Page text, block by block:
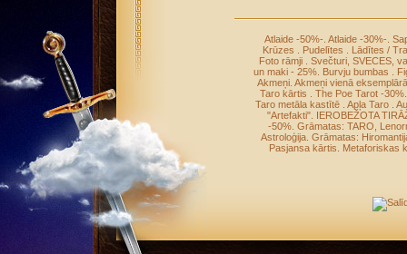
Atlaide -50%- Atlaide -30%-
Krūzes
Pudelītes
Lādītes /
Foto rāmji
Svečturi, SVECES,
un maki - 25% Burvju bumbas
Akmeņi. Akmeņi vienā eksemplārā
Taro kārtis
The Poe Tarot -30%
Taro metāla kastītē
Apļa Taro
"Artefakti". IEROBEŽOTA
-50%. Grāmatas: TARO,
Astroloģija Grāmatas:
Pasjansa kārtis
Metaforiskas